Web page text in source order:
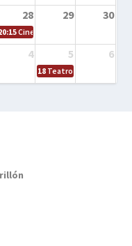
28 29 30
Cine en el calle – Tintín y el
4 5 6
18 Teatro – Tres